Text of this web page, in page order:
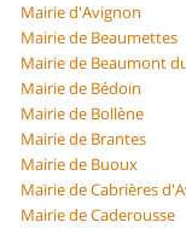
Mairie d'Avignon
Mairie de Beaumettes
Mairie de Beaumont
Mairie de Bédoin
Mairie de Bollène
Mairie de Brantes
Mairie de Buoux
Mairie de Cabrières
Mairie de Caderousse